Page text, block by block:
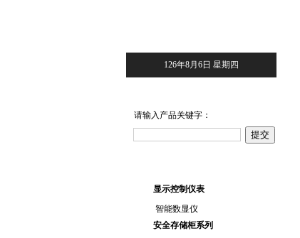
126年8月6日 星期四
请输入产品关键字：
显示控制仪表
智能数显仪
安全存储柜系列